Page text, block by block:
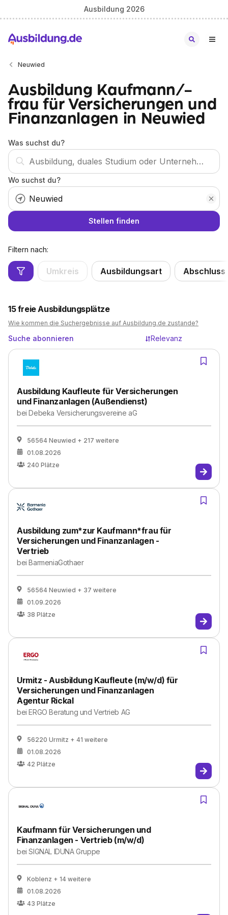
Ausbildung 2026
Neuwied
Ausbildung Kaufmann/-
frau für Versicherungen und
Finanzanlagen in Neuwied
Was suchst du?
Wo suchst du?
Stellen finden
Filtern nach:
Umkreis Ausbildungsart Abschluss
15freie Ausbildungsplätze
Wie kommen die Suchergebnisse auf Ausbildung.de zustande?
Suche abonnieren Relevanz
Ausbildung Kaufleute für Versicherungen
und Finanzanlagen (Außendienst)
beiDebeka Versicherungsvereine aG
56564 Neuwied + 217 weitere
01.08.2026
240 Plätze
Ausbildung zum*zur Kaufmann*frau für
Versicherungen und Finanzanlagen -
Vertrieb
beiBarmeniaGothaer
56564 Neuwied + 37 weitere
01.09.2026
38 Plätze
Urmitz - Ausbildung Kaufleute (m/w/d) für
Versicherungen und Finanzanlagen
Agentur Rickal
beiERGO Beratung und Vertrieb AG
56220 Urmitz + 41 weitere
01.08.2026
42 Plätze
Kaufmann für Versicherungen und
Finanzanlagen - Vertrieb (m/w/d)
beiSIGNAL IDUNA Gruppe
Koblenz + 14 weitere
01.08.2026
43 Plätze